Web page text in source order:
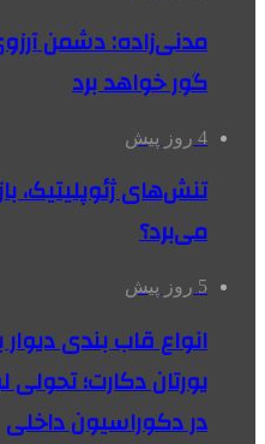
مدنی‌زاده: دشمن
گور خواهد برد
4 روز پیش
تنش‌های ژئوپلیتیک،
می‌برد؟
5 روز پیش
انواع قاب بندی
یورتان دکارت؛
در دکوراسیون داخلی